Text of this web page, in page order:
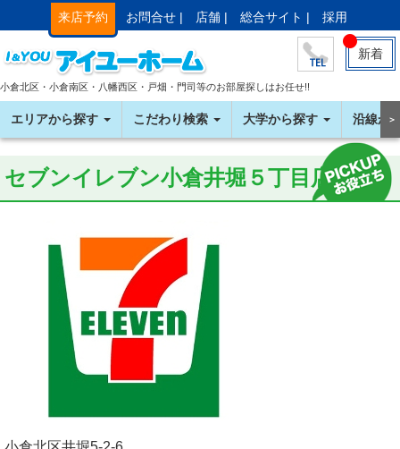
来店予約 お問合せ | 店舗 | 総合サイト | 採用
新着
小倉北区・小倉南区・八幡西区・戸畑・門司等のお部屋探しはお任せ!!
エリアから探す こだわり検索 大学から探す 沿線か＞
セブンイレブン小倉井堀５丁目店